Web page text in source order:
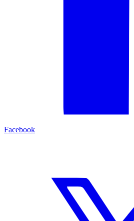
Facebook